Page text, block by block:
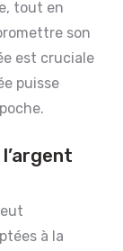
tout en
son
est cruciale
puisse
à la